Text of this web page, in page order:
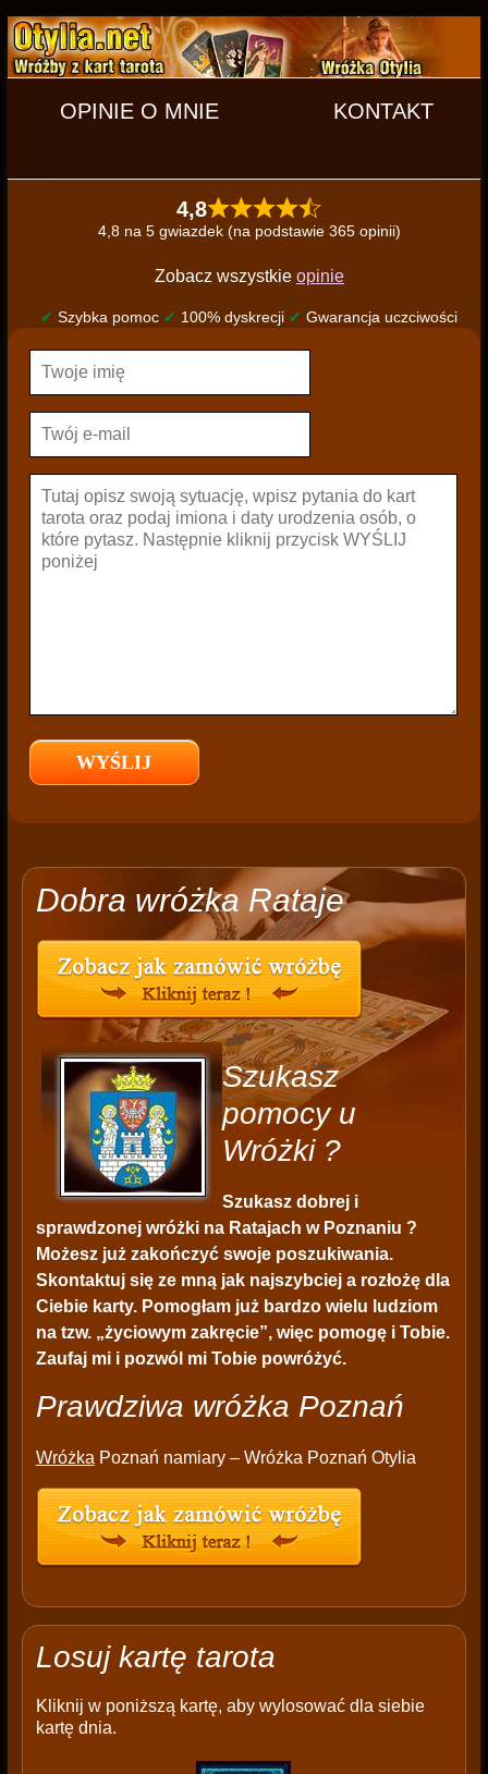
OPINIE O MNIE KONTAKT
4,8
4,8 na 5 gwiazdek (na podstawie 365 opinii)
Zobacz wszystkie opinie
✔ Szybka pomoc ✔ 100% dyskrecji ✔ Gwarancja uczciwości
Dobra wróżka Rataje
Szukasz
pomocy u
Wróżki ?
Szukasz dobrej i
sprawdzonej wróżki na Ratajach w Poznaniu ?
Możesz już zakończyć swoje poszukiwania.
Skontaktuj się ze mną jak najszybciej a rozłożę dla
Ciebie karty. Pomogłam już bardzo wielu ludziom
na tzw. „życiowym zakręcie”, więc pomogę i Tobie.
Zaufaj mi i pozwól mi Tobie powróżyć.
Prawdziwa wróżka Poznań
Wróżka Poznań namiary – Wróżka Poznań Otylia
Losuj kartę tarota
Kliknij w poniższą kartę, aby wylosować dla siebie
kartę dnia.